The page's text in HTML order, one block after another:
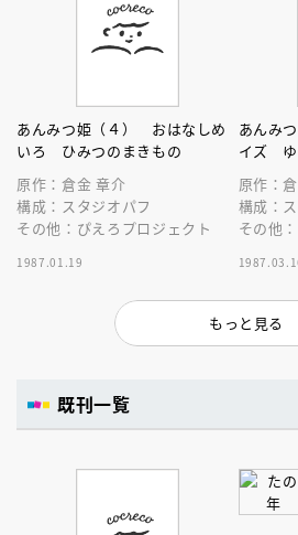
あんみつ姫（４） おはなしめ
いろ ひみつのまきもの
原作：倉金 章介
構成：スタジオパフ
その他：ぴえろプロジェクト
1987.01.19
あんみ
イズ ゆ
原作：
構成：
その他
もっと見る
既刊一覧